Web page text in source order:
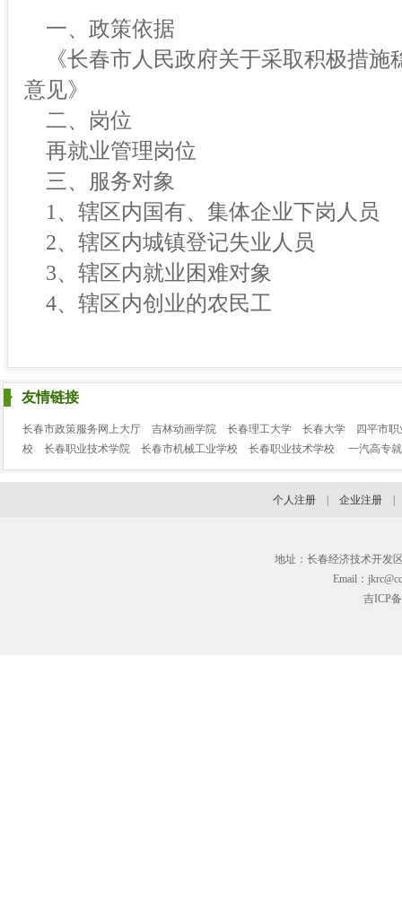
一、政策依据
《长春市人民政府关于采取积极措施
意见》
二、岗位
再就业管理岗位
三、服务对象
1、辖区内国有、集体企业下岗人员
2、辖区内城镇登记失业人员
3、辖区内就业困难对象
4、辖区内创业的农民工
友情链接
长春市政策服务网上大厅 吉林动画学院 长春理工大学 长春大学
四平市
校
长春职业技术学院 长春市机械工业学校 长春职业技术学校 一汽高专
个人注册 企业注册
地址：长春经济技术开发
Email：
吉ICP